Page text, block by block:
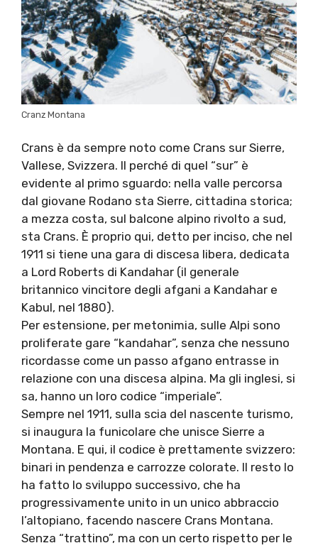
Cranz Montana
Crans è da sempre noto come Crans sur Sierre,
Vallese, Svizzera. Il perché di quel “sur” è
evidente al primo sguardo: nella valle percorsa
dal giovane Rodano sta Sierre, cittadina storica;
a mezza costa, sul balcone alpino rivolto a sud,
sta Crans. È proprio qui, detto per inciso, che nel
1911 si tiene una gara di discesa libera, dedicata
a Lord Roberts di Kandahar (il generale
britannico vincitore degli afgani a Kandahar e
Kabul, nel 1880).
Per estensione, per metonimia, sulle Alpi sono
proliferate gare “kandahar”, senza che nessuno
ricordasse come un passo afgano entrasse in
relazione con una discesa alpina. Ma gli inglesi, si
sa, hanno un loro codice “imperiale”.
Sempre nel 1911, sulla scia del nascente turismo,
si inaugura la funicolare che unisce Sierre a
Montana. E qui, il codice è prettamente svizzero:
binari in pendenza e carrozze colorate. Il resto lo
ha fatto lo sviluppo successivo, che ha
progressivamente unito in un unico abbraccio
l’altopiano, facendo nascere Crans Montana.
Senza “trattino”, ma con un certo rispetto per le